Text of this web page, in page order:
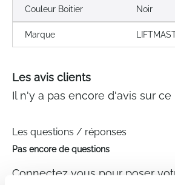
Couleur Boitier Noir
Marque
Les avis clients
Il n'y a pas encore d'avis sur
Les questions / réponses
Pas encore de questions
Connectez vous pour poser